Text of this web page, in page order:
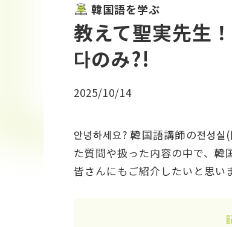
韓国語を学ぶ
教えて聖実先生
다のみ?!
2025/10/14
안녕하세요? 韓国語講師の전성
た質問や扱った内容の中で、
皆さんにもご紹介したいと思い